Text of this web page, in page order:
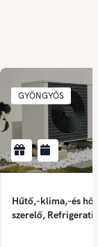
GYÖNGYÖS
Hűtő,-klima,-és
szerelő,